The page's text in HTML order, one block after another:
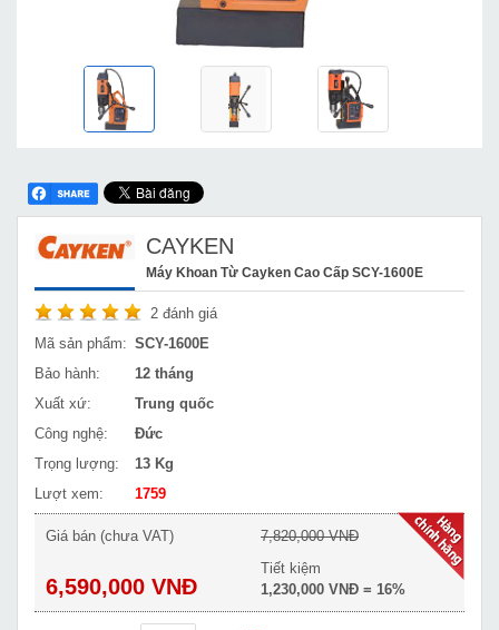
CAYKEN
Máy Khoan Từ Cayken Cao Cấp SCY-1600E
2 đánh giá
Mã sản phẩm: SCY-1600E
Bảo hành:
12 tháng
Xuất xứ:
Trung quốc
Công nghệ:
Đức
Trọng lượng:
13 Kg
Lượt xem:
1759
Giá bán (chưa VAT)
6,590,000 VNĐ
7,820,000 VNĐ
Tiết kiệm
1,230,000 VNĐ = 16%